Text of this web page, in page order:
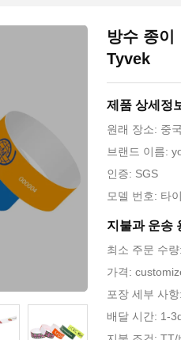
방수 종이
Tyvek
제품 상세정
원래 장소: 중국
브랜드 이름:
인증: SGS
모델 번호: 타
지불과 운송
최소 주문 수
가격:
포장 세부 사
배달 시간: 1-